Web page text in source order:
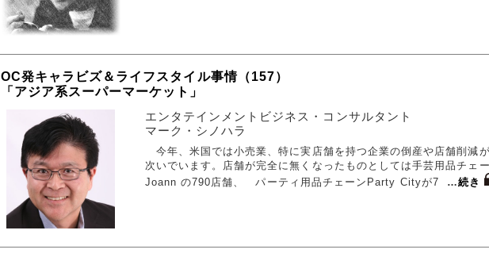
OC発キャラビズ＆ライフスタイル事情（157）
「アジア系スーパーマーケット」
エンタテインメントビジネス・コンサルタント
マーク・シノハラ
今年、米国では小売業、特に実店舗を持つ企業の倒産や店舗削減
次いでいます。店舗が完全に無くなったものとしては手芸用品チェ
Joann の790店舗、 パーティ用品チェーンParty Cityが7
…続き